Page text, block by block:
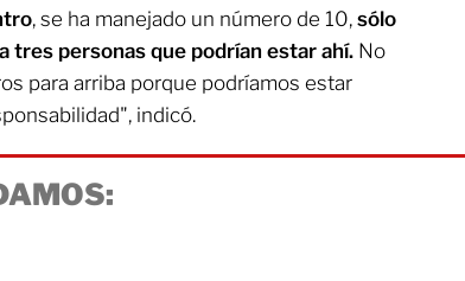
, se ha manejado un número de 10, sólo
tres personas que podrían estar ahí. No
para arriba porque podríamos estar
indicó.